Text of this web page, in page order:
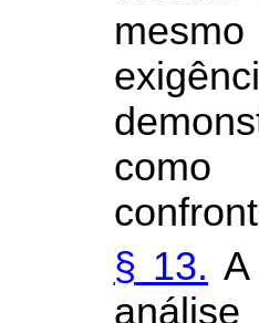
como
§ 13.